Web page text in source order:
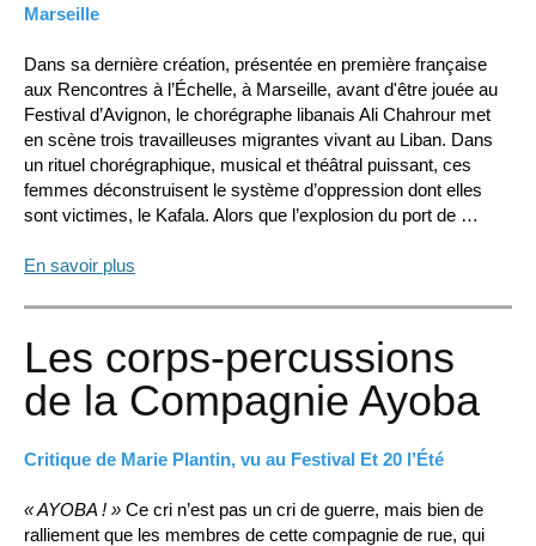
Marseille
Dans sa dernière création, présentée en première française
aux Rencontres à l’Échelle, à Marseille, avant d'être jouée au
Festival d’Avignon, le chorégraphe libanais Ali Chahrour met
en scène trois travailleuses migrantes vivant au Liban. Dans
un rituel chorégraphique, musical et théâtral puissant, ces
femmes déconstruisent le système d’oppression dont elles
sont victimes, le Kafala. Alors que l’explosion du port de …
En savoir plus
Les corps-percussions
de la Compagnie Ayoba
Critique de Marie Plantin, vu au Festival Et 20 l’Été
« AYOBA ! » Ce cri n’est pas un cri de guerre, mais bien de
ralliement que les membres de cette compagnie de rue, qui